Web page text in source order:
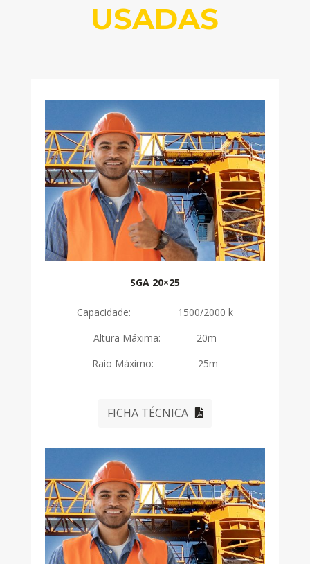
USADAS
SGA 20×25
Capacidade: 1500/2000 k
Altura Máxima: 20m
Raio Máximo: 25m
FICHA TÉCNICA